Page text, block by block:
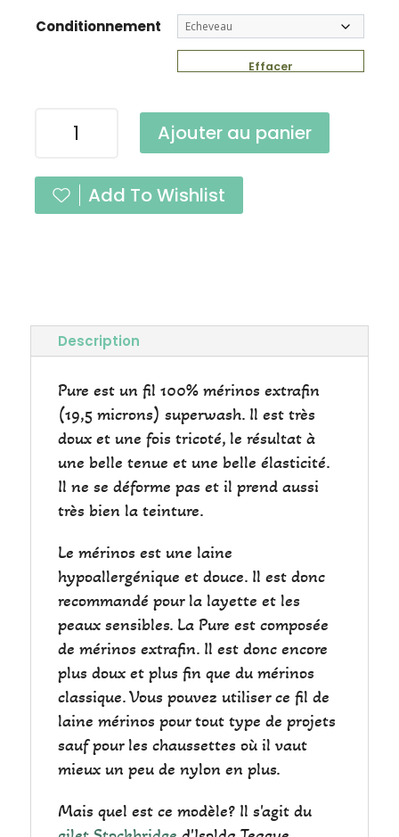
Conditionnement
Effacer
Figue
Fingering
Ajouter au panier
Add To Wishlist
Description
Pure est un fil 100% mérinos extrafin
(19,5 microns) superwash. Il est très
doux et une fois tricoté, le résultat à
une belle tenue et une belle élasticité.
Il ne se déforme pas et il prend aussi
très bien la teinture.
Le mérinos est une laine
hypoallergénique et douce. Il est donc
recommandé pour la layette et les
peaux sensibles. La Pure est composée
de mérinos extrafin. Il est donc encore
plus doux et plus fin que du mérinos
classique. Vous pouvez utiliser ce fil de
laine mérinos pour tout type de projets
sauf pour les chaussettes où il vaut
mieux un peu de nylon en plus.
Mais quel est ce modèle? Il s'agit du